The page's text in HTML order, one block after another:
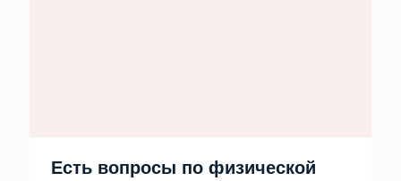
Есть вопросы по физической